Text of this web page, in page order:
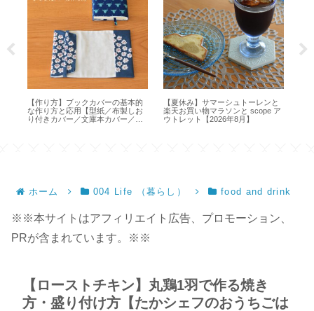
【作り方】バッククロスのエプロ
ン・型紙・寸法図【 how to make
an apron 】
【作り方】ヒダのあるカーテンを
ハンドメイド【カーテンレールに
吊るすドレープカーテンの採寸・
ホーム 004 Life （暮らし） food and drink
※※本サイトはアフィリエイト広告、プロモーション、
PRが含まれています。※※
【ローストチキン】丸鶏1羽で作る焼き
方・盛り付け方【たかシェフのおうちごは